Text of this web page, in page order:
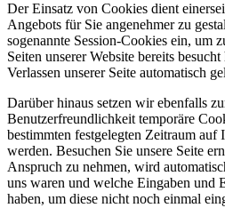
Der Einsatz von Cookies dient
Angebots für Sie angenehmer zu
sogenannte Session-Cookies ein, um
Seiten unserer Website bereits
Verlassen unserer Seite automatisch
Darüber hinaus setzen wir ebenfalls
Benutzerfreundlichkeit temporäre
bestimmten festgelegten Zeitraum auf
werden. Besuchen Sie unsere Seite
Anspruch zu nehmen, wird
uns waren und welche Eingaben und
haben, um diese nicht noch einmal